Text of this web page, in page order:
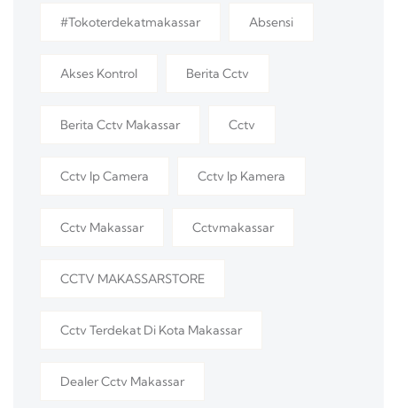
#tokoterdekatmakassar Absensi
Akses Kontrol Berita Cctv
Berita Cctv Makassar Cctv
Cctv Ip Camera Cctv Ip Kamera
Cctv Makassar Cctvmakassar
CCTV MAKASSARSTORE
Cctv Terdekat Di Kota Makassar
Dealer Cctv Makassar